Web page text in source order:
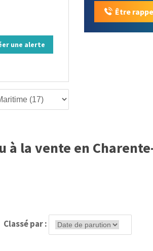
une alerte
Être
à la vente en
Classé par :